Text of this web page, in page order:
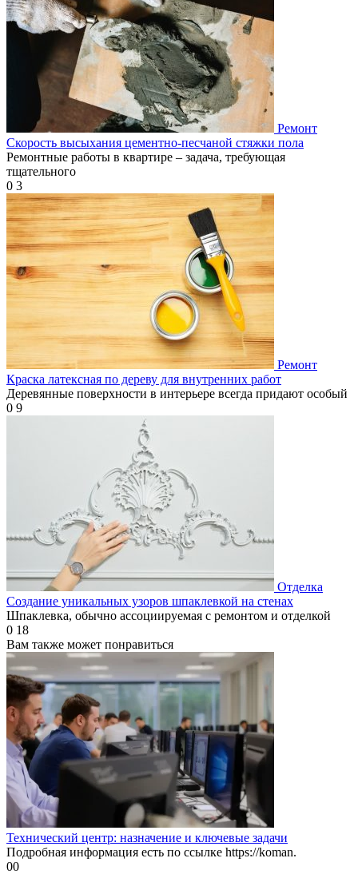
Ремонт
Скорость высыхания цементно-песчаной стяжки пола
Ремонтные работы в квартире – задача, требующая
тщательного
0 3
Ремонт
Краска латексная по дереву для внутренних работ
Деревянные поверхности в интерьере всегда придают особый
0 9
Отделка
Создание уникальных узоров шпаклевкой на стенах
Шпаклевка, обычно ассоциируемая с ремонтом и отделкой
0 18
Вам также может понравиться
Технический центр: назначение и ключевые задачи
Подробная информация есть по ссылке https://koman.
00